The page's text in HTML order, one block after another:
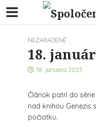
NEZARADENÉ
18. január
18. januára 2023
Článok patrí do
nad knihou Genezis
počiatku.